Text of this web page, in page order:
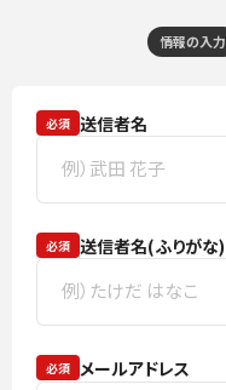
情報の入力
必須 送信者名
必須 送信者名(ふりがな)
必須 メールアドレス